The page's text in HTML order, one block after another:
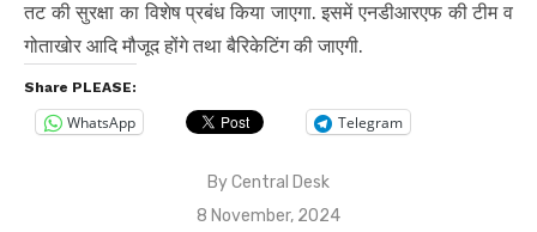
तट की सुरक्षा का विशेष प्रबंध किया जाएगा. इसमें एनडीआरएफ की टीम व
गोताखोर आदि मौजूद होंगे तथा बैरिकेटिंग की जाएगी.
Share PLEASE:
WhatsApp Telegram
ByCentral Desk
Posted
8 November, 2024